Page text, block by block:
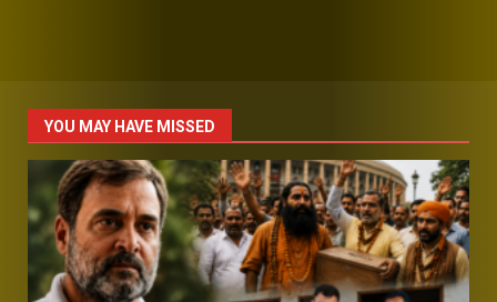
YOU MAY HAVE MISSED